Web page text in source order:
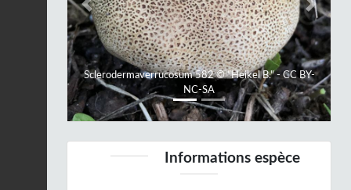
Sclerodermaverrucosum 582 © "Heikel B." - CC BY-
NC-SA
Previous Next
Informations espèce